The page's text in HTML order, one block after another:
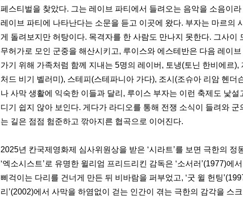
페스티벌을 찾았다. 그는 레이브 파티에서 들려오는 음악을 소음이
레이브 파티에 나타난다는 소문을 듣고 이곳에 왔다. 부자는 마르의
게 돌려보지만 허탕이다. 목격자를 한 사람도 만나지 못한다. 그사이
무허가로 모인 군중을 해산시키고, 루이스와 에스테반은 다음 레이
가기 위해 가족처럼 함께 지내는 5명의 레이버, 토냉(토닌 한비에르),
처드 비기 벨러미), 스테피(스테파니아 가다), 조시(조슈아 리암 헨더
나 사막 생활에 익숙한 이들과 달리, 루이스 부자는 이런 축제도 낯설
디기 쉽지 않아 보인다. 게다가 라디오를 통해 전쟁 소식이 들려와 군
는 길은 점점 험준하고 깎아지른 협곡으로 이어진다.
2025년 칸국제영화제 심사위원상을 받은 ‘시라트’를 보면 극한의 정
‘엑소시스트’로 유명한 윌리엄 프리드리킨 감독은 ‘소서러’(1977)에
삐걱이는 다리를 건너게 만든 뒤 비바람을 퍼부었고, ‘굿 윌 헌팅
리’(2002)에서 사막을 하염없이 걷는 인간이 겪는 극한의 감각을 스